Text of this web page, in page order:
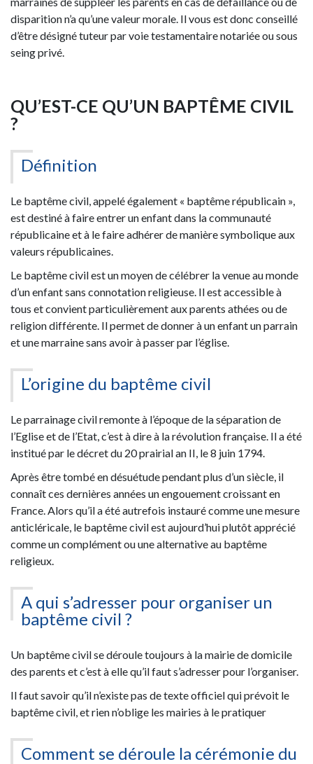
disparition n’a qu’une valeur morale. Il vous est donc conseillé
d’être désigné tuteur par voie testamentaire notariée ou sous
seing privé.
QU’EST-CE QU’UN BAPTÊME CIVIL
?
Définition
Le baptême civil, appelé également « baptême républicain »,
est destiné à faire entrer un enfant dans la communauté
républicaine et à le faire adhérer de manière symbolique aux
valeurs républicaines.
Le baptême civil est un moyen de célébrer la venue au monde
d’un enfant sans connotation religieuse. Il est accessible à
tous et convient particulièrement aux parents athées ou de
religion différente. Il permet de donner à un enfant un parrain
et une marraine sans avoir à passer par l’église.
L’origine du baptême civil
Le parrainage civil remonte à l’époque de la séparation de
l’Eglise et de l’Etat, c’est à dire à la révolution française. Il a été
institué par le décret du 20 prairial an II, le 8 juin 1794.
Après être tombé en désuétude pendant plus d’un siècle, il
connaît ces dernières années un engouement croissant en
France. Alors qu’il a été autrefois instauré comme une mesure
anticléricale, le baptême civil est aujourd’hui plutôt apprécié
comme un complément ou une alternative au baptême
religieux.
A qui s’adresser pour organiser un
baptême civil ?
Un baptême civil se déroule toujours à la mairie de domicile
des parents et c’est à elle qu’il faut s’adresser pour l’organiser.
Il faut savoir qu’il n’existe pas de texte officiel qui prévoit le
baptême civil, et rien n’oblige les mairies à le pratiquer
Comment se déroule la cérémonie du